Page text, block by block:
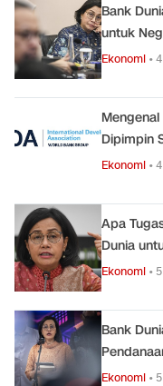
Bank
untuk
Ekonomi •
Dipimpin
Ekonomi •
Apa
Dunia
Ekonomi •
Bank
Ekonomi •